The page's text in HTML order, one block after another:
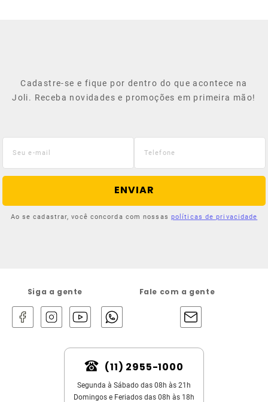
Cadastre-se e fique por dentro do que acontece na
Joli. Receba novidades e promoções em primeira mão!
ENVIAR
Ao se cadastrar, você concorda com nossas políticas de privacidade
Siga a gente Fale com a gente
(11) 2955-1000
Segunda à Sábado das 08h às 21h
Domingos e Feriados das 08h às 18h